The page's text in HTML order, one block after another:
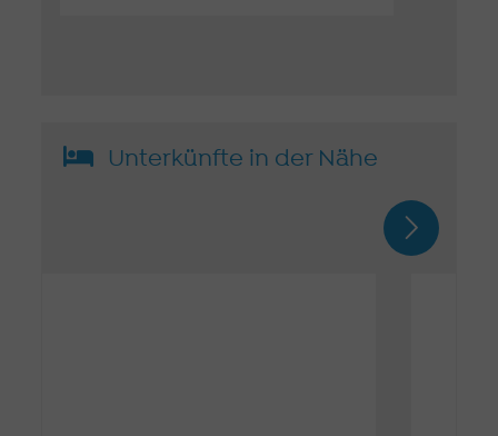
Unterkünfte in der Nähe